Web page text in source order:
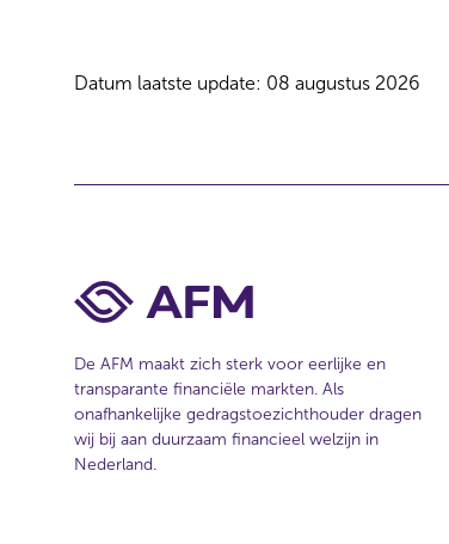
t
Datum laatste update: 08 augustus 2026
De AFM maakt zich sterk voor eerlijke en
transparante financiële markten. Als
onafhankelijke gedragstoezichthouder dragen
wij bij aan duurzaam financieel welzijn in
Nederland.